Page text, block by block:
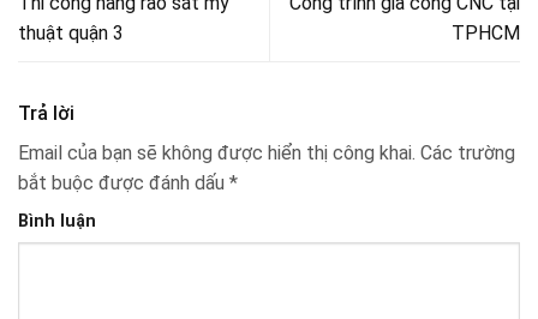
thuật quận 3
TPHCM
Trả lời
Email của bạn sẽ không được hiển thị công khai. Các trường
bắt buộc được đánh dấu *
Bình luận